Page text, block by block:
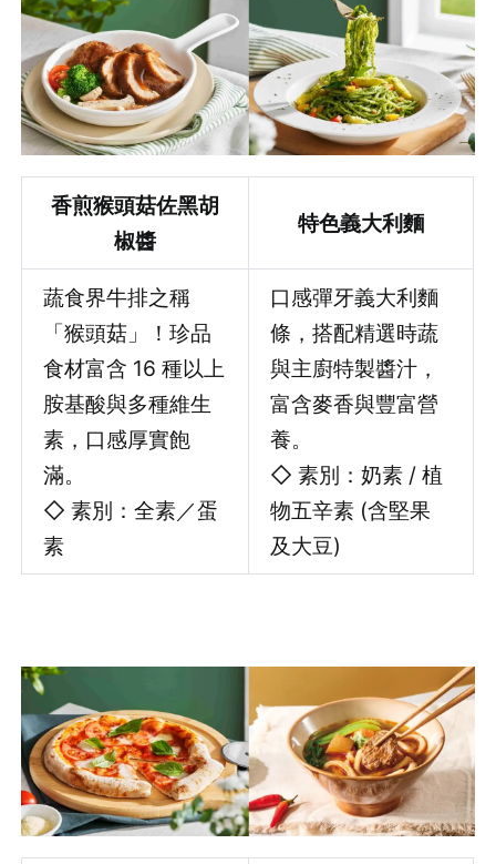
香煎猴頭菇佐黑胡
椒醬
特色義大利麵
蔬食界牛排之稱
「猴頭菇」！珍品
食材富含 16 種以上
胺基酸與多種維生
素，口感厚實飽
滿。
◇ 素別：全素／蛋
素
口感彈牙義大利麵
條，搭配精選時蔬
與主廚特製醬汁，
富含麥香與豐富營
養。
◇ 素別：奶素 / 植
物五辛素 (含堅果
及大豆)